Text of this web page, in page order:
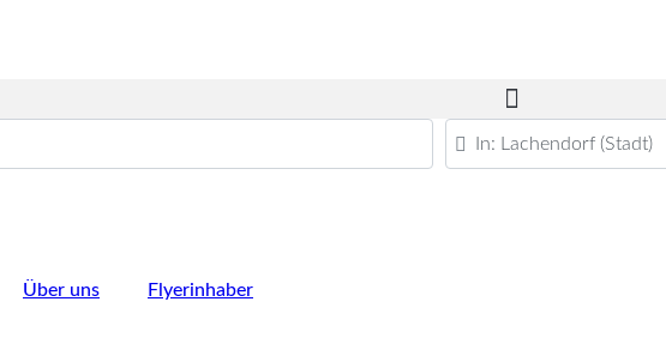
PLZ oder Ort
Über uns Flyerinhaber